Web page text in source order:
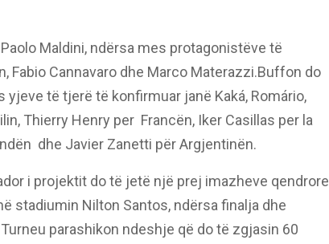
Maldini, ndërsa mes protagonistëve të
Fabio Cannavaro dhe Marco Materazzi.Buffon do
të tjerë të konfirmuar janë Kaká, Romário,
Thierry Henry per Francën, Iker Casillas per la
dhe Javier Zanetti për Argjentinën.
i projektit do të jetë një prej imazheve qendrore
stadiumin Nilton Santos, ndërsa finalja dhe
parashikon ndeshje që do të zgjasin 60